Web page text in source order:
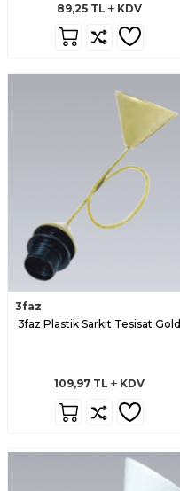
89,25 TL KDV
3faz
3faz Plastik Sarkıt Tesisat Gold
109,97 TL KDV